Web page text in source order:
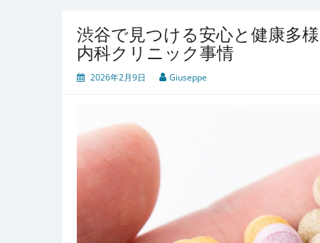
渋谷で見つける安心と健康多
内科クリニック事情
2026年2月9日 Giuseppe